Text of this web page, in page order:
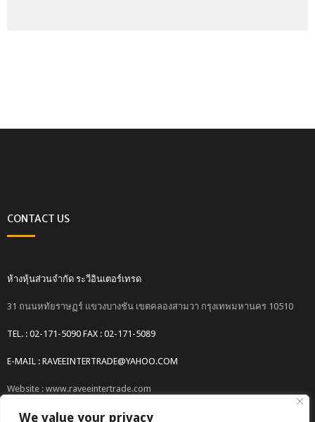
We value your privacy
CONTACT US
ห้างหุ้นส่วนจำกัด ระวีอินเตอร์เทรด
31 ถนนหทัยราษฏร์ แขวงบางชัน เขตคลองสามวา กรุงเทพมหานคร 10510
TEL. : 02-171-5090 FAX : 02-171-5089
E-MAIL : RAVEEINTERTRADE@YAHOO.COM
Website : www.raveeintertrade.com